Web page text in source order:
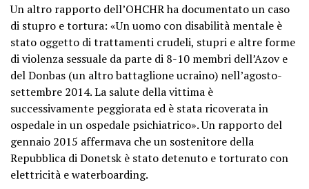
Un altro rapporto dell’OHCHR ha documentato un caso
di stupro e tortura: «Un uomo con disabilità mentale è
stato oggetto di trattamenti crudeli, stupri e altre forme
di violenza sessuale da parte di 8-10 membri dell’Azov e
del Donbas (un altro battaglione ucraino) nell’agosto-
settembre 2014. La salute della vittima è
successivamente peggiorata ed è stata ricoverata in
ospedale in un ospedale psichiatrico». Un rapporto del
gennaio 2015 affermava che un sostenitore della
Repubblica di Donetsk è stato detenuto e torturato con
elettricità e waterboarding.